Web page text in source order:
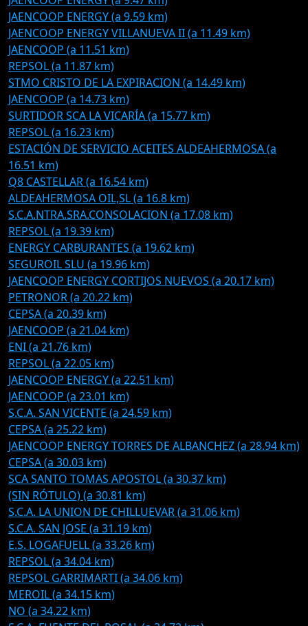
JAENCOOP ENERGY (a 9.59 km)
JAENCOOP ENERGY VILLANUEVA II (a 11.49 km)
JAENCOOP (a 11.51 km)
REPSOL (a 11.87 km)
STMO CRISTO DE LA EXPIRACION (a 14.49 km)
JAENCOOP (a 14.73 km)
SURTIDOR SCA LA VICARÍA (a 15.77 km)
REPSOL (a 16.23 km)
ESTACIÓN DE SERVICIO ACEITES ALDEAHERMOSA (a
16.51 km)
Q8 CASTELLAR (a 16.54 km)
ALDEAHERMOSA OIL,SL (a 16.8 km)
S.C.A.NTRA.SRA.CONSOLACION (a 17.08 km)
REPSOL (a 19.39 km)
ENERGY CARBURANTES (a 19.62 km)
SEGUROIL SLU (a 19.96 km)
JAENCOOP ENERGY CORTIJOS NUEVOS (a 20.17 km)
PETRONOR (a 20.22 km)
CEPSA (a 20.39 km)
JAENCOOP (a 21.04 km)
ENI (a 21.76 km)
REPSOL (a 22.05 km)
JAENCOOP ENERGY (a 22.51 km)
JAENCOOP (a 23.01 km)
S.C.A. SAN VICENTE (a 24.59 km)
CEPSA (a 25.22 km)
JAENCOOP ENERGY TORRES DE ALBANCHEZ (a 28.94 km)
CEPSA (a 30.03 km)
SCA SANTO TOMAS APOSTOL (a 30.37 km)
(SIN RÓTULO) (a 30.81 km)
S.C.A. LA UNION DE CHILLUEVAR (a 31.06 km)
S.C.A. SAN JOSE (a 31.19 km)
E.S. LOGAFUELL (a 33.26 km)
REPSOL (a 34.04 km)
REPSOL GARRIMARTI (a 34.06 km)
MEROIL (a 34.15 km)
NO (a 34.22 km)